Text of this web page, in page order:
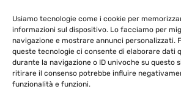
Usiamo tecnologie come i cookie per
informazioni sul dispositivo. Lo facciamo per
navigazione e mostrare annunci personalizzati.
queste tecnologie ci consente di elaborare dati
durante la navigazione o ID univoche su questo
ritirare il consenso potrebbe influire
funzionalità e funzioni.
Dichiarazione di Accessibilità
©2009-2021 GEAC SpA -Sede legale: Strada
Levaldigi – Partita Iva, Iscrizione alla CCIAA di